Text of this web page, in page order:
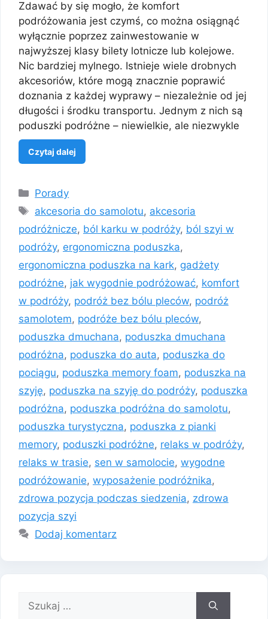
Zdawać by się mogło, że komfort
podróżowania jest czymś, co można osiągnąć
wyłącznie poprzez zainwestowanie w
najwyższej klasy bilety lotnicze lub kolejowe.
Nic bardziej mylnego. Istnieje wiele drobnych
akcesoriów, które mogą znacznie poprawić
doznania z każdej wyprawy – niezależnie od jej
długości i środku transportu. Jednym z nich są
poduszki podróżne – niewielkie, ale niezwykle
Czytaj dalej
Kategorie
Porady
Tagi
akcesoria do samolotu, akcesoria
podróżnicze, ból karku w podróży, ból szyi w
podróży, ergonomiczna poduszka,
ergonomiczna poduszka na kark, gadżety
podróżne, jak wygodnie podróżować, komfort
w podróży, podróż bez bólu pleców, podróż
samolotem, podróże bez bólu pleców,
poduszka dmuchana, poduszka dmuchana
podróżna, poduszka do auta, poduszka do
pociągu, poduszka memory foam, poduszka na
szyję, poduszka na szyję do podróży, poduszka
podróżna, poduszka podróżna do samolotu,
poduszka turystyczna, poduszka z pianki
memory, poduszki podróżne, relaks w podróży,
relaks w trasie, sen w samolocie, wygodne
podróżowanie, wyposażenie podróżnika,
zdrowa pozycja podczas siedzenia, zdrowa
pozycja szyi
Dodaj komentarz